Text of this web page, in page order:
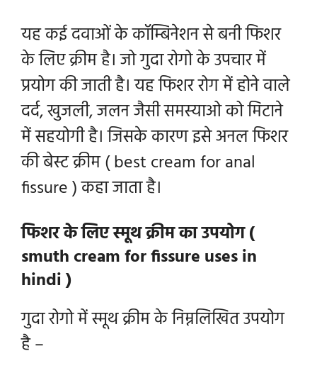
यह कई दवाओं के कॉम्बिनेशन से बनी फिशर
के लिए क्रीम है। जो गुदा रोगो के उपचार में
प्रयोग की जाती है। यह फिशर रोग में होने वाले
दर्द, खुजली, जलन जैसी समस्याओ को मिटाने
में सहयोगी है। जिसके कारण इसे अनल फिशर
की बेस्ट क्रीम ( best cream for anal
fissure ) कहा जाता है।
फिशर के लिए स्मूथ क्रीम का उपयोग (
smuth cream for fissure uses in
hindi )
गुदा रोगो में स्मूथ क्रीम के निम्नलिखित उपयोग
है –